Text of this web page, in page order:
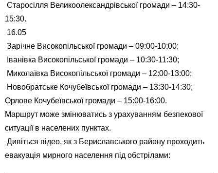
Старосілля Великоолександрівської громади – 14:30-
15:30.
16.05
Зарічне Високопільської громади – 09:00-10:00;
Іванівка Високопільської громади – 10:30-11:30;
Миколаївка Високопільської громади – 12:00-13:00;
Новобратське Кочубеївської громади – 13:30-14:30;
Орлове Кочубеївської громади – 15:00-16:00.
Маршрут може змінюватись з урахуванням безпекової
ситуації в населених пунктах.
Дивіться відео, як з Бериславського району проходить
евакуація мирного населення під обстрілами: